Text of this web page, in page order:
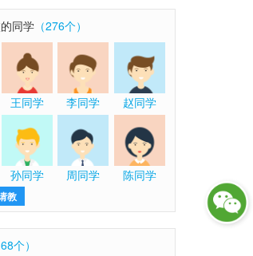
同学 （276个）
王同学 李同学 赵同学
孙同学 周同学 陈同学
教
68个）